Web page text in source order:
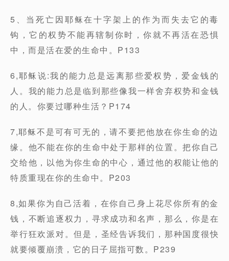
5、当死亡因耶稣在十字架上的作为而失去它的毒
钩，它的权势不能再辖制你时，你就不再活在恐惧
中，而是活在爱的生命中。P133
6,耶稣说:我的能力总是远离那些爱权势，爱金钱的
人。我的能力总是临到那些像我一样舍弃权势和金钱
的人。你要过哪种生活？P174
7,耶稣不是可有可无的，请不要把他放在你生命的边
缘。他不能在你的生命中处于那样的位置。把你自己
交给他，以他为你生命的中心，通过他的权能让他的
特质重现在你的生命中。P203
8,如果你为自己活着，在你自己身上花尽你所有的金
钱，不断追逐权力，寻求成功和名声，那么，你是在
举行狂欢派对。但是，圣经告诉我们，那种国度很快
就要倾覆崩溃，它的日子屈指可数。P239